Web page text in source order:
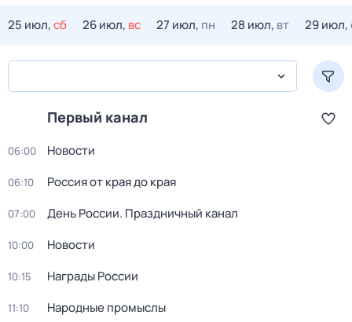
25 июл,сб 26 июл, вс 27 июл, пн 28 июл, вт 29 июл,
Первый канал
06:00 Новости
06:10 Россия от края до края
07:00 День России. Праздничный канал
10:00 Новости
10:15 Награды России
11:10 Народные промыслы